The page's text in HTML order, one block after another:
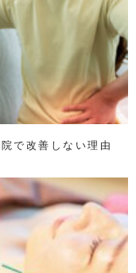
で改善しない理由